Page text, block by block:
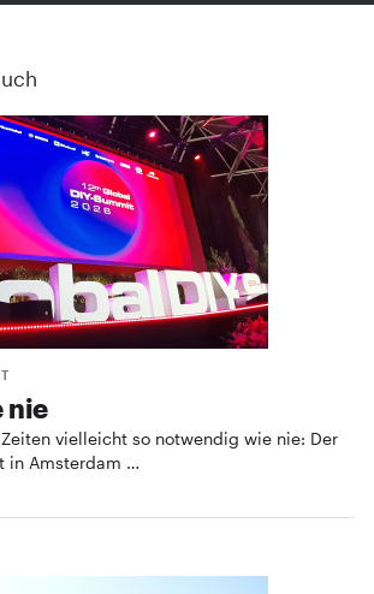
nie
vielleicht so notwendig wie nie: Der
in Amsterdam …